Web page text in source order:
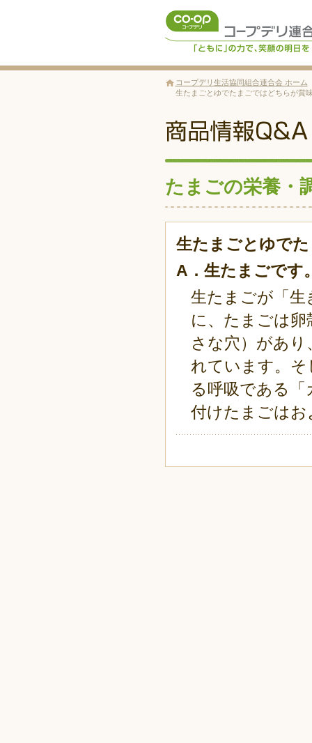
コープデリ生活協同組合連合会 ホーム
生たまごとゆでたまごではどちらが賞
たまごの栄養・
生たまごとゆで
A．生たまごです
生たまごが「生
に、たまごは卵
さな穴）があ
れています。そ
る呼吸である
付けたまごはお